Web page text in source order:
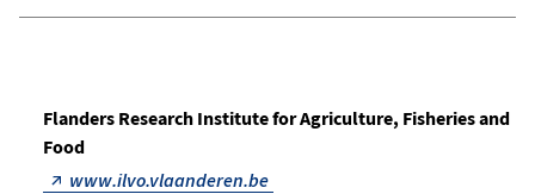
Flanders Research Institute for Agriculture, Fisheries and
Food
www.ilvo.vlaanderen.be